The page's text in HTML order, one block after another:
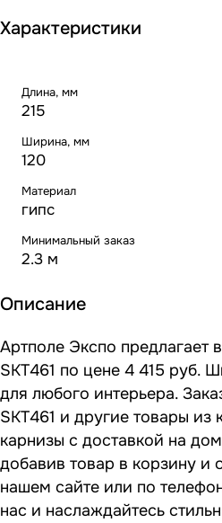
Характеристики
Длина, мм
215
Ширина, мм
120
Материал
гипс
Минимальный заказ
2.3 м
Описание
Артполе Экспо предлагает
SKT461 по цене 4 415 руб.
для любого интерьера.
SKT461 и другие товары из
карнизы с доставкой на
добавив товар в корзину и
нашем сайте или по
нас и наслаждайтесь